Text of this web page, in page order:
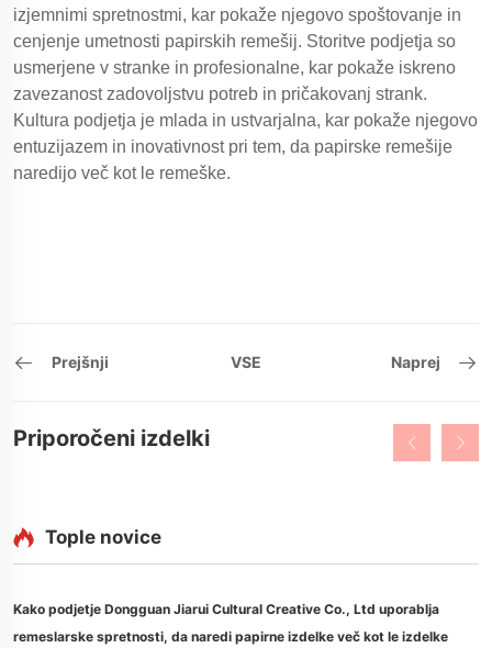
izjemnimi spretnostmi, kar pokaže njegovo spoštovanje in
cenjenje umetnosti papirskih remešij. Storitve podjetja so
usmerjene v stranke in profesionalne, kar pokaže iskreno
zavezanost zadovoljstvu potreb in pričakovanj strank.
Kultura podjetja je mlada in ustvarjalna, kar pokaže njegovo
entuzijazem in inovativnost pri tem, da papirske remešije
naredijo več kot le remeške.
Prejšnji VSE Naprej
Priporočeni izdelki
Tople novice
Kako podjetje Dongguan Jiarui Cultural Creative Co., Ltd uporablja
remeslarske spretnosti, da naredi papirne izdelke več kot le izdelke